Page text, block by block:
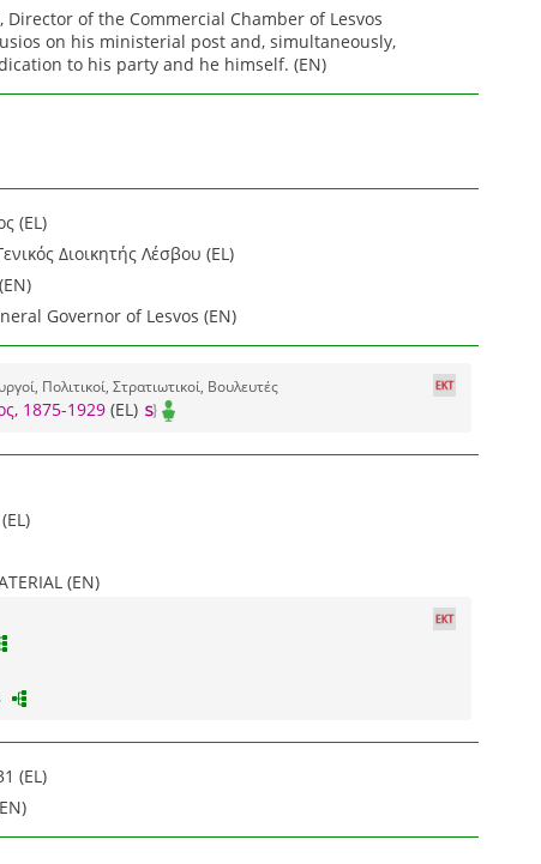
Director of the Commercial Chamber of Lesvos
on his ministerial post and, simultaneously,
to his party and he himself. (EN)
(EL)
Διοικητής Λέσβου (EL)
Governor of Lesvos (EN)
Πολιτικοί, Στρατιωτικοί, Βουλευτές
1875-1929(EL)
(EN)
(EL)